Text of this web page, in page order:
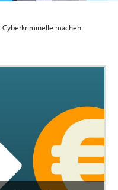
Cyberkriminelle machen